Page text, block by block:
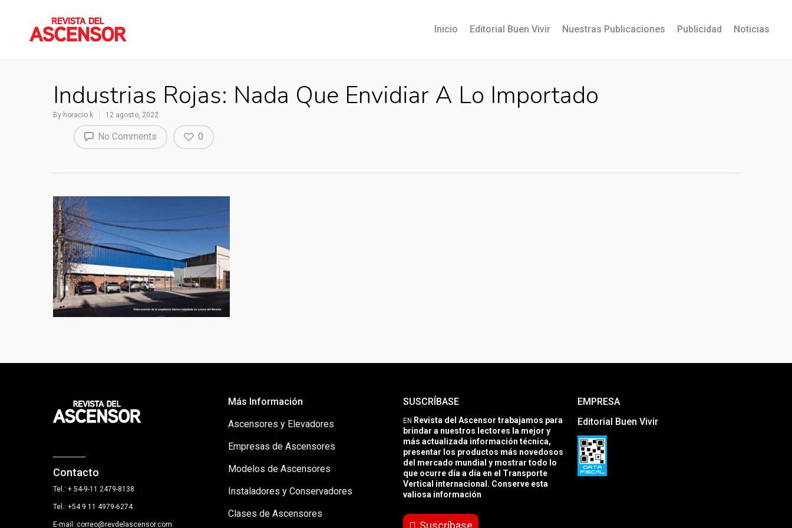
Inicio Editorial Buen Vivir Nuestras Publicaciones Publicidad Noticias
Industrias Rojas: Nada Que Envidiar A Lo Importado
By horacio k 12 agosto, 2022
No Comments 0
Contacto
Tel.: + 54-9-11 2479-8138
Tel.: +54 9 11 4979-6274
E-mail: correo@revdelascensor.com
Más Información
Ascensores y Elevadores
Empresas de Ascensores
Modelos de Ascensores
Instaladores y Conservadores
Clases de Ascensores
SUSCRÍBASE
EN Revista del Ascensor trabajamos para
brindar a nuestros lectores la mejor y
más actualizada información técnica,
presentar los productos más novedosos
del mercado mundial y mostrar todo lo
que ocurre día a día en el Transporte
Vertical internacional. Conserve esta
valiosa información
Suscríbase
EMPRESA
Editorial Buen Vivir